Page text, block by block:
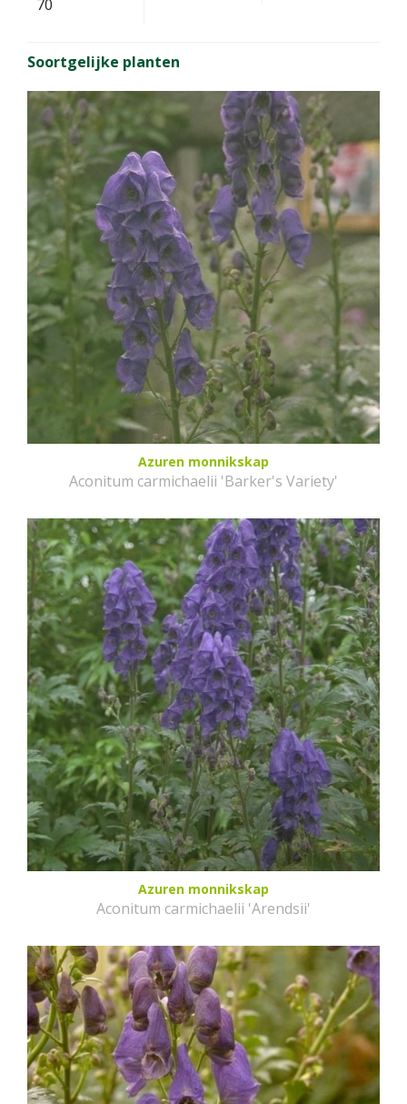
70
Soortgelijke planten
Azuren monnikskap
Aconitum carmichaelii 'Barker's Variety'
Azuren monnikskap
Aconitum carmichaelii 'Arendsii'